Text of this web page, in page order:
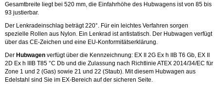
Gesamtbreite liegt bei 520 mm, die Einfahrhöhe des Hubwagens ist von 85 bis
93 justierbar.
Der Lenkradeinschlag beträgt 220°. Für ein leichtes Verfahren sorgen
spezielle Rollen aus Nylon. Ein Lenkrad ist antistatisch. Der Hubwagen verfügt
über das CE-Zeichen und eine EU-Konformitätserklärung.
Der Hubwagen verfügt über die Kennzeichnung: EX II 2G Ex h IIB T6 Gb, EX II
2D Ex h IIIB T85 °C Db und die Zulassung nach Richtlinie ATEX 2014/34/EC für
Zone 1 und 2 (Gas) sowie 21 und 22 (Staub). Mit diesem Hubwagen aus
Edelstahl sind Sie im EX-Bereich auf der sicheren Seite.